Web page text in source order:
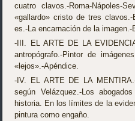
cuatro clavos.-Roma-Nápoles-
«gallardo» cristo de tres
es.-La encarnación de la
-III. EL ARTE DE LA
antropógrafo.-Pintor de
«lejos».-Apéndice.
-IV. EL ARTE DE LA
según Velázquez.-Los
historia. En los límites de la
pintura como engaño.